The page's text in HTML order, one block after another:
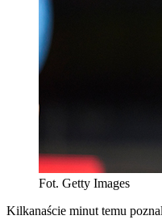
Fot. Getty Images
Kilkanaście minut temu